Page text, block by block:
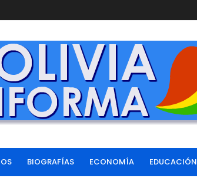
BIOGRAFÍAS ECONOMÍA EDUCACIÓN